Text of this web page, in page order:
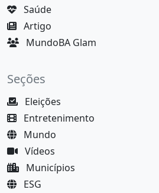
Saúde
Artigo
MundoBA Glam
Seções
Eleições
Entretenimento
Mundo
Vídeos
Municípios
ESG